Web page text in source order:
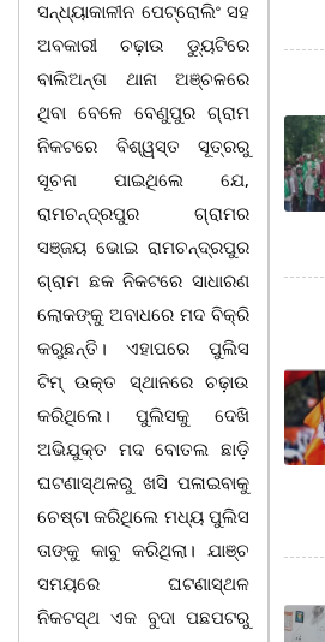
ସନ୍ଧ୍ୟାକାଳୀନ ପେଟ୍ରୋଲିଂ ସହ
ଅବକାରୀ ଚଢ଼ାଉ ଡ୍ୟୁଟିରେ
ବାଲିଅନ୍ତା ଥାନା ଅଞ୍ଚଳରେ
ଥିବା ବେଳେ ବେଣୁପୁର ଗ୍ରାମ
ନିକଟରେ ବିଶ୍ୱସ୍ତ ସୂତ୍ରରୁ
ସୂଚନା ପାଇଥିଲେ ଯେ,
ରାମଚନ୍ଦ୍ରପୁର ଗ୍ରାମର
ସଞ୍ଜୟ ଭୋଇ ରାମଚନ୍ଦ୍ରପୁର
ଗ୍ରାମ ଛକ ନିକଟରେ ସାଧାରଣ
ଲୋକଙ୍କୁ ଅବାଧରେ ମଦ ବିକ୍ରି
କରୁଛନ୍ତି। ଏହାପରେ ପୁଲିସ
ଟିମ୍ ଉକ୍ତ ସ୍ଥାନରେ ଚଢ଼ାଉ
କରିଥିଲେ। ପୁଲିସକୁ ଦେଖି
ଅଭିଯୁକ୍ତ ମଦ ବୋତଲ ଛାଡ଼ି
ଘଟଣାସ୍ଥଳରୁ ଖସି ପଳାଇବାକୁ
ଚେଷ୍ଟା କରିଥିଲେ ମଧ୍ୟ ପୁଲିସ
ତାଙ୍କୁ କାବୁ କରିଥିଲା। ଯାଞ୍ଚ
ସମୟରେ ଘଟଣାସ୍ଥଳ
ନିକଟସ୍ଥ ଏକ ବୁଦା ପଛପଟରୁ